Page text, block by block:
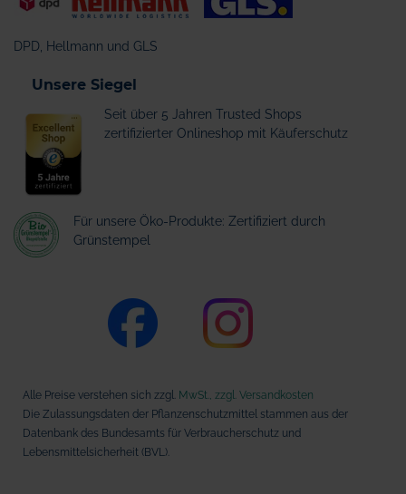
DPD, Hellmann und GLS
Unsere Siegel
Seit über 5 Jahren Trusted Shops
zertifizierter Onlineshop mit Käuferschutz
Für unsere Öko-Produkte: Zertifiziert durch
Grünstempel
Alle Preise verstehen sich zzgl. MwSt., zzgl. Versandkosten
Die Zulassungsdaten der Pflanzenschutzmittel stammen aus der
Datenbank des Bundesamts für Verbraucherschutz und
Lebensmittelsicherheit (BVL).